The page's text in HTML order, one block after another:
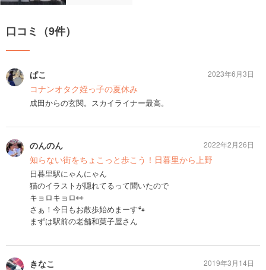
口コミ（9件）
ぱこ
コナンオタク姪っ子の夏休み
成田からの玄関。スカイライナー最高。
2023年6月3日
のんのん
知らない街をちょこっと歩こう！日暮里から上野
日暮里駅にゃんにゃん
猫のイラストが隠れてるって聞いたので
キョロキョロ👀
さぁ！今日もお散歩始めまーす🐾
まずは駅前の老舗和菓子屋さん
2022年2月26日
きなこ
2019年3月14日